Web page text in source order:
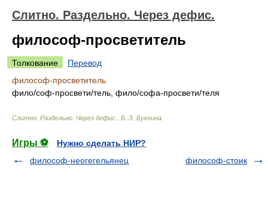
Слитно. Раздельно. Через дефис.
философ-просветитель
Толкование
Перевод
философ-просветитель
фило/соф-просвети/тель, фило/софа-просвети/теля
Слитно. Раздельно. Через дефис. Б. З. Букчина
Игры ⚽
Нужно сделать НИР?
философ-неогегельянец
философ-стоик